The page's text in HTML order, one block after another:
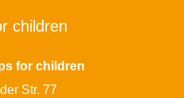
children
for children
Str. 77